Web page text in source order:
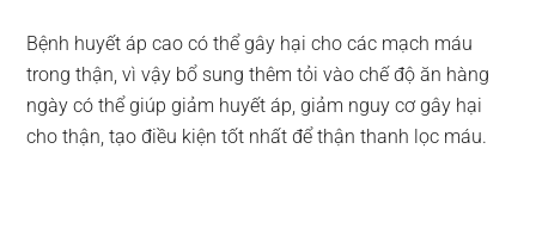
Bệnh huyết áp cao có thể gây hại cho các mạch máu
trong thận, vì vậy bổ sung thêm tỏi vào chế độ ăn hàng
ngày có thể giúp giảm huyết áp, giảm nguy cơ gây hại
cho thận, tạo điều kiện tốt nhất để thận thanh lọc máu.